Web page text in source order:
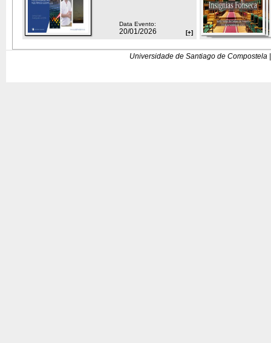
Data Evento:
20/01/2026 [+]
Universidade de Santiago de